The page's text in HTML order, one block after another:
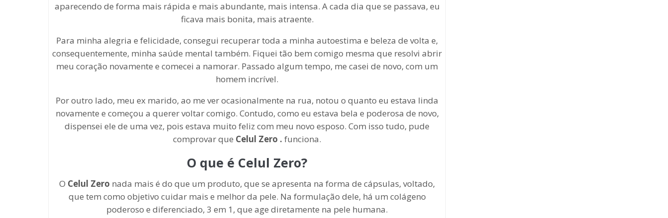
aparecendo de forma mais rápida e mais abundante, mais intensa. A cada dia que se passava, eu
ficava mais bonita, mais atraente.
Para minha alegria e felicidade, consegui recuperar toda a minha autoestima e beleza de volta e,
consequentemente, minha saúde mental também. Fiquei tão bem comigo mesma que resolvi abrir
meu coração novamente e comecei a namorar. Passado algum tempo, me casei de novo, com um
homem incrível.
Por outro lado, meu ex marido, ao me ver ocasionalmente na rua, notou o quanto eu estava linda
novamente e começou a querer voltar comigo. Contudo, como eu estava bela e poderosa de novo,
dispensei ele de uma vez, pois estava muito feliz com meu novo esposo. Com isso tudo, pude
comprovar que Celul Zero . funciona.
O que é Celul Zero?
O Celul Zero nada mais é do que um produto, que se apresenta na forma de cápsulas, voltado,
que tem como objetivo cuidar mais e melhor da pele. Na formulação dele, há um colágeno
poderoso e diferenciado, 3 em 1, que age diretamente na pele humana.